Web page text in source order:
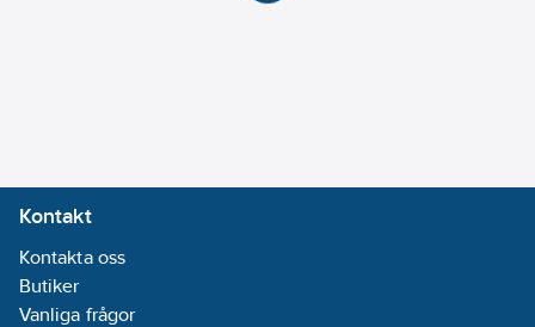
Kontakt
Kontakta oss
Butiker
Vanliga frågor